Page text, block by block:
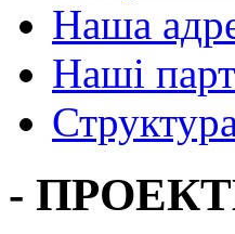
Наша
Наші
-